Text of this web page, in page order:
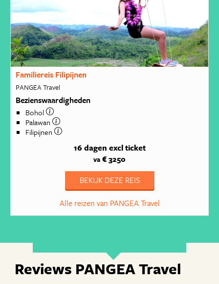
Familiereis Filipijnen
PANGEA Travel
Bezienswaardigheden
Bohol
Palawan
Filipijnen
16 dagen excl ticket
va € 3250
BEKIJK DEZE REIS
Alle reizen van PANGEA Travel
Reviews PANGEA Travel